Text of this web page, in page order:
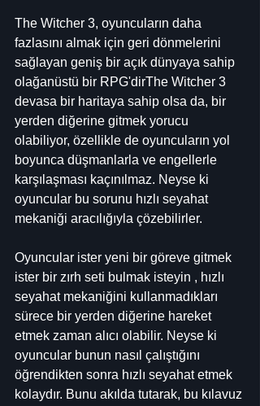
The Witcher 3, oyuncuların daha
fazlasını almak için geri dönmelerini
sağlayan geniş bir açık dünyaya sahip
olağanüstü bir RPG'dirThe Witcher 3
devasa bir haritaya sahip olsa da, bir
yerden diğerine gitmek yorucu
olabiliyor, özellikle de oyuncuların yol
boyunca düşmanlarla ve engellerle
karşılaşması kaçınılmaz. Neyse ki
oyuncular bu sorunu hızlı seyahat
mekaniği aracılığıyla çözebilirler.
Oyuncular ister yeni bir göreve gitmek
ister bir zırh seti bulmak isteyin , hızlı
seyahat mekaniğini kullanmadıkları
sürece bir yerden diğerine hareket
etmek zaman alıcı olabilir. Neyse ki
oyuncular bunun nasıl çalıştığını
öğrendikten sonra hızlı seyahat etmek
kolaydır. Bunu akılda tutarak, bu kılavuz